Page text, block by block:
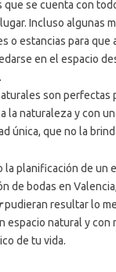
que se cuenta con
Incluso algunas
o estancias para
en el espacio
son perfectas
la naturaleza y con
única, que no la
la planificación de un
de bodas en
pudieran resultar lo
espacio natural y con
de tu vida.